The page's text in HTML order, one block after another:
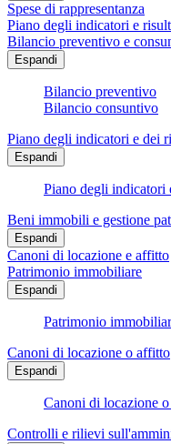
Spese di rappresentanza
Piano degli indicatori e
Bilancio preventivo e
Espandi
Bilancio preventivo
Bilancio consuntivo
Piano degli indicatori e dei
Espandi
Piano degli indicatori
Beni immobili e gestione
Espandi
Canoni di locazione e affitto
Patrimonio immobiliare
Espandi
Patrimonio
Canoni di locazione o affitto
Espandi
Canoni di locazione
Controlli e rilievi